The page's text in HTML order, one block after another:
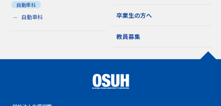
自動車科
自動車科 卒業生の方へ
教員募集